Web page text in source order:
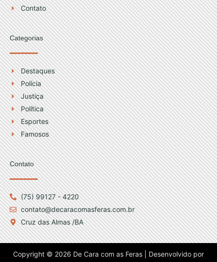
Contato
Categorias
Destaques
Polícia
Justiça
Política
Esportes
Famosos
Contato
(75) 99127 - 4220
contato@decaracomasferas.com.br
Cruz das Almas /BA
Copyright © 2026 De Cara com as Feras | Desenvolvido por